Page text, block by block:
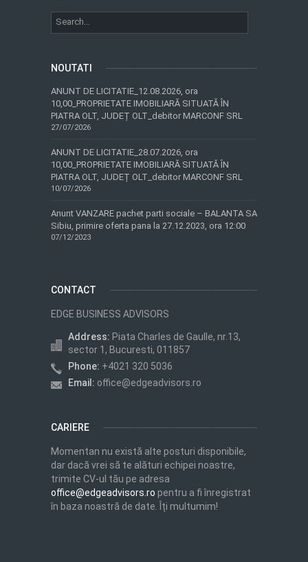
NOUTATI
ANUNT DE LICITATIE_12.08.2026, ora
10,00_PROPRIETATE IMOBILIARĂ SITUATĂ ÎN
PIATRA OLT, JUDEȚ OLT_debitor MARCONF SRL
27/07/2026
ANUNT DE LICITATIE_28.07.2026, ora
10,00_PROPRIETATE IMOBILIARĂ SITUATĂ ÎN
PIATRA OLT, JUDEȚ OLT_debitor MARCONF SRL
10/07/2026
Anunt VANZARE pachet parti sociale – BALANTA SA
Sibiu, primire oferta pana la 27.12.2023, ora 12:00
07/12/2023
CONTACT
EDGE BUSINESS ADVISORS
Address: Piata Charles de Gaulle, nr.13,
sector 1, Bucuresti, 011857
Phone: +4021 320 5036
Email: office@edgeadvisors.ro
CARIERE
Momentan nu există alte posturi disponibile,
dar dacă vrei să te alături echipei noastre,
trimite CV-ul tău pe adresa
office@edgeadvisors.ro pentru a fi înregistrat
în baza noastră de date. Îți multumim!